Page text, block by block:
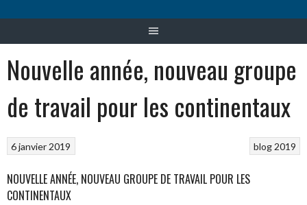
Nouvelle année, nouveau groupe
de travail pour les continentaux
blog 2019
6 janvier 2019
NOUVELLE ANNÉE, NOUVEAU GROUPE DE TRAVAIL POUR LES
CONTINENTAUX